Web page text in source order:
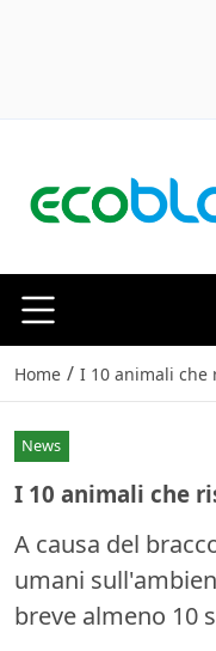
Home / I 10 animali che
News
I 10 animali che
A causa del
umani
breve almeno 10